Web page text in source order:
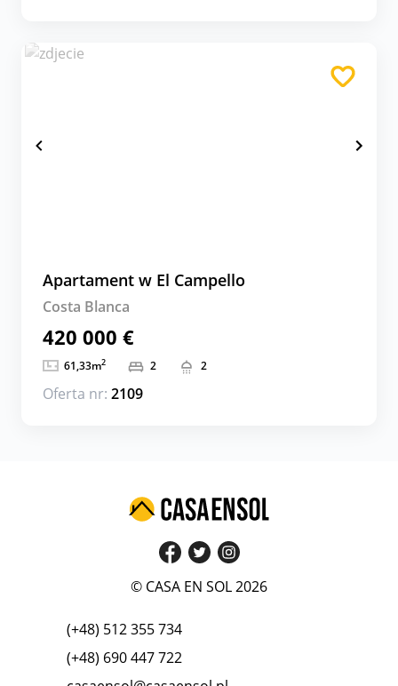
Apartament w El Campello
Costa Blanca
420 000 €
61,33m2 2 2
Oferta nr: 2109
© CASA EN SOL 2026
(+48) 512 355 734
(+48) 690 447 722